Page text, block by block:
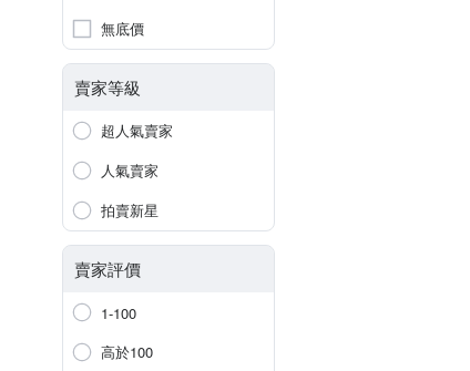
無底價
賣家等級
超人氣賣家
人氣賣家
拍賣新星
賣家評價
1-100
高於100